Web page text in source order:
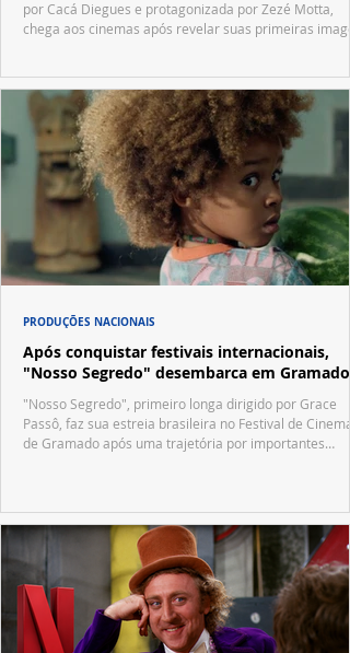
por Cacá Diegues e protagonizada por Zezé Motta,
chega aos cinemas após revelar suas primeiras
Após conquistar festivais internacionais,
"Nosso Segredo" desembarca em Gramado
"Nosso Segredo", primeiro longa dirigido por Grace
Passô, faz sua estreia brasileira no Festival de Cinema
de Gramado após uma trajetória por importantes
PRODUÇÕES NACIONAIS